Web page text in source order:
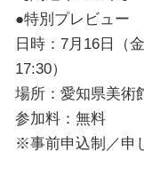
●特別プレビュー
日時：7月16日（
17:30）
場所：愛知県美術
参加料：無料
※事前申込制／申